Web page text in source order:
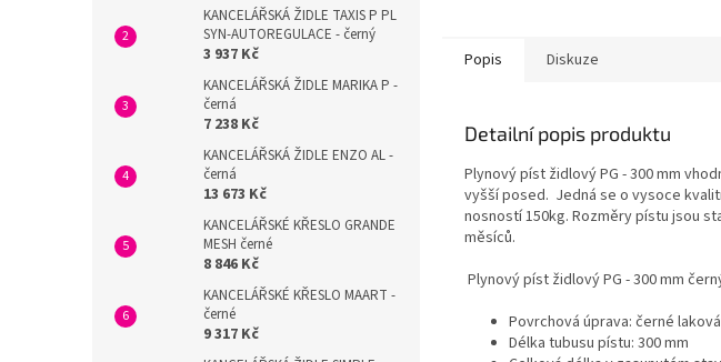
KANCELÁŘSKÁ ŽIDLE TAXIS P PL
SYN-AUTOREGULACE - černý
3 937 Kč
KANCELÁŘSKÁ ŽIDLE MARIKA P -
černá
7 238 Kč
KANCELÁŘSKÁ ŽIDLE ENZO AL -
černá
13 673 Kč
KANCELÁŘSKÉ KŘESLO GRANDE
MESH černé
8 846 Kč
KANCELÁŘSKÉ KŘESLO MAART -
černé
9 317 Kč
Popis Diskuze
Detailní popis produktu
Plynový píst židlový PG - 300 mm
vyšší posed. Jedná se o vysoce
nosností 150kg. Rozměry pístu jsou
měsíců.
Plynový píst židlový PG - 300 mm
Povrchová úprava: černé
Délka tubusu pístu: 300 mm